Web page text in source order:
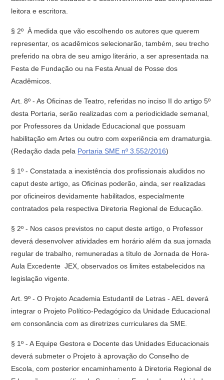
leitora e escritora.
§ 2º  À medida que vão escolhendo os autores que querem
representar, os acadêmicos selecionarão, também, seu trecho
preferido na obra de seu amigo literário, a ser apresentada na
Festa de Fundação ou na Festa Anual de Posse dos
Acadêmicos.
Art. 8º - As Oficinas de Teatro, referidas no inciso II do artigo 5º
desta Portaria, serão realizadas com a periodicidade semanal,
por Professores da Unidade Educacional que possuam
habilitação em Artes ou outro com experiência em dramaturgia.
(Redação dada pela Portaria SME nº 3.552/2016)
§ 1º - Constatada a inexistência dos profissionais aludidos no
caput deste artigo, as Oficinas poderão, ainda, ser realizadas
por oficineiros devidamente habilitados, especialmente
contratados pela respectiva Diretoria Regional de Educação.
§ 2º - Nos casos previstos no caput deste artigo, o Professor
deverá desenvolver atividades em horário além da sua jornada
regular de trabalho, remuneradas a título de Jornada de Hora-
Aula Excedente  JEX, observados os limites estabelecidos na
legislação vigente.
Art. 9º - O Projeto Academia Estudantil de Letras - AEL deverá
integrar o Projeto Político-Pedagógico da Unidade Educacional
em consonância com as diretrizes curriculares da SME.
§ 1º - A Equipe Gestora e Docente das Unidades Educacionais
deverá submeter o Projeto à aprovação do Conselho de
Escola, com posterior encaminhamento à Diretoria Regional de